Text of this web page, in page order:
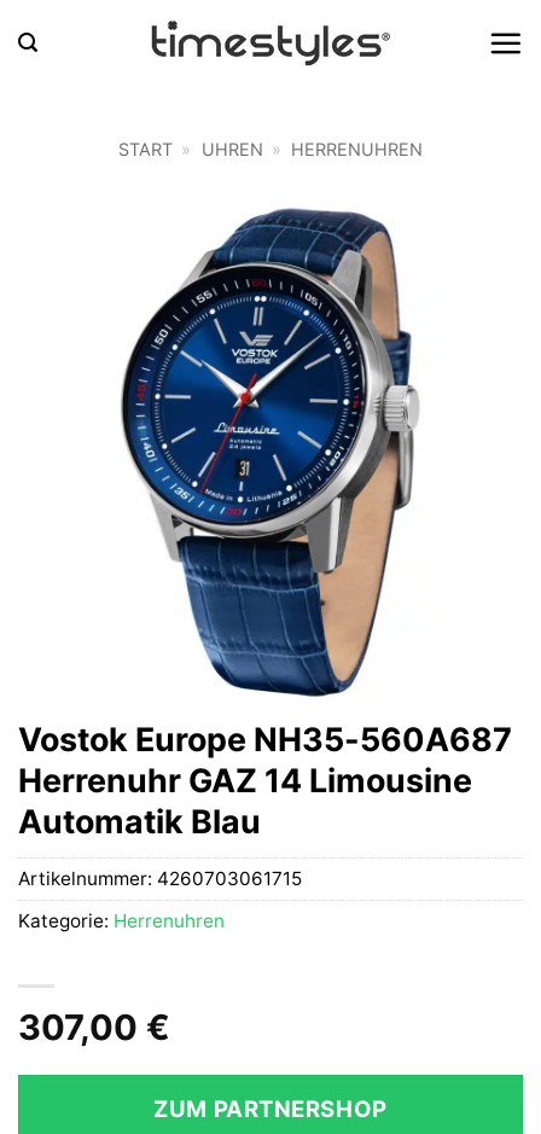
Inhalt
START » UHREN » HERRENUHREN
Vostok Europe NH35-560A687
Herrenuhr GAZ 14 Limousine
Automatik Blau
307,00 €
ZUM PARTNERSHOP
Artikelnummer: 4260703061715
Kategorie: Herrenuhren